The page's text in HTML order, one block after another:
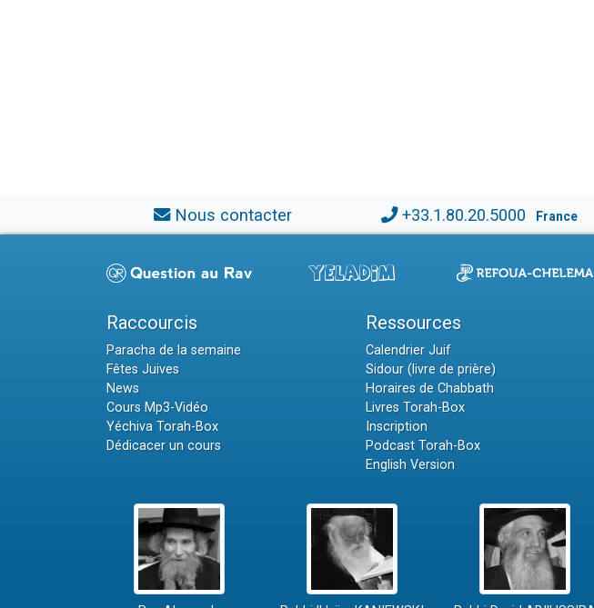
Nous contacter +33.1.80.20.5000 France
Raccourcis
Paracha de la semaine
Fêtes Juives
News
Cours Mp3-Vidéo
Yéchiva Torah-Box
Dédicacer un cours
Ressources
Calendrier Juif
Sidour (livre de prière)
Horaires de Chabbath
Livres Torah-Box
Inscription
Podcast Torah-Box
English Version